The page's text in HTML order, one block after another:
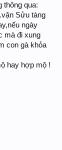
thông qua:
Sửu tàng
ngày
mà đi xung
con gà khỏa
hay hợp mộ !